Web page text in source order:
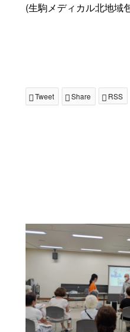
(生駒メディカル北地域
Tweet Share RSS